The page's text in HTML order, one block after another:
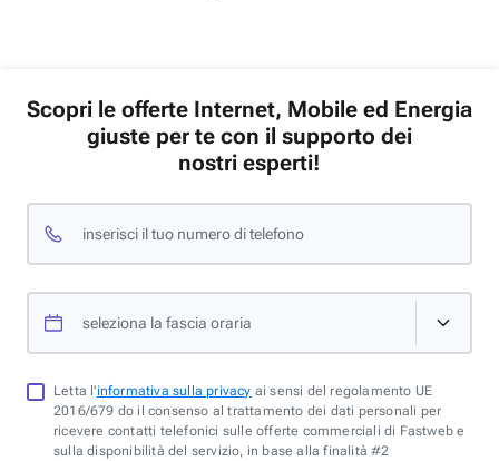
Scopri le offerte Internet, Mobile ed Energia
giuste per te con il supporto dei
nostri esperti!
inserisci il tuo numero di telefono
seleziona la fascia oraria
Letta l'informativa sulla privacy ai sensi del regolamento UE
2016/679 do il consenso al trattamento dei dati personali per
ricevere contatti telefonici sulle offerte commerciali di Fastweb e
sulla disponibilità del servizio, in base alla finalità #2